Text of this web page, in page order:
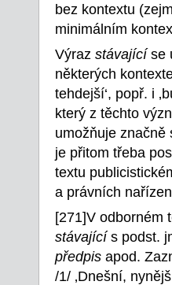
bez kontextu
minimálním
Výraz stávající se
některých
tehdejší‘, popř. i
který z těchto
umožňuje značně
je přitom třeba
textu
a právních
[271]V odborném
stávající s podst.
předpis apod.
/1/ ‚Dnešní,